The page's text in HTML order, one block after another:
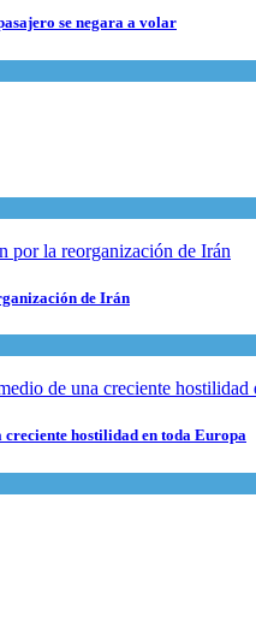
se negara a volar
de Irán
hostilidad en toda Europa